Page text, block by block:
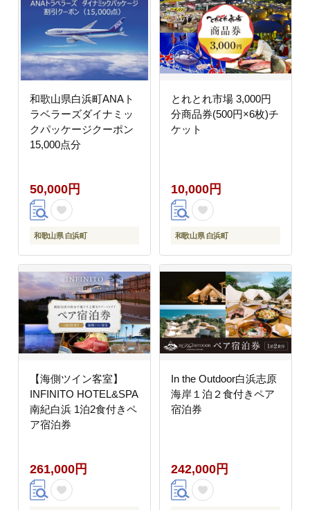
和歌山県白浜町ANAト
ラベラーズダイナミッ
クパッケージクーポン
15,000点分
50,000円
和歌山県 白浜町
とれとれ市場 3,000円
分商品券(500円×6枚)チ
ケット
10,000円
和歌山県 白浜町
【海側ツイン客室】
INFINITO HOTEL&SPA
南紀白浜 1泊2食付きペ
ア宿泊券
261,000円
In the Outdoor白浜志原
海岸１泊２食付きペア
宿泊券
242,000円